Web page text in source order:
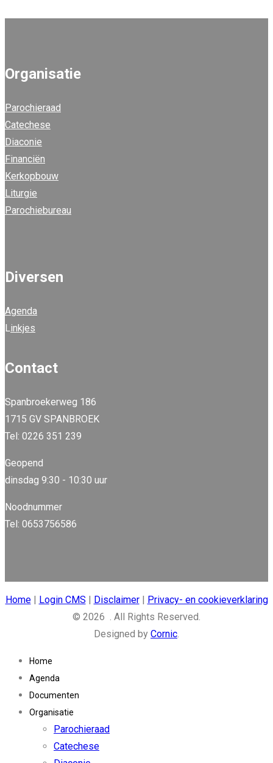
Organisatie
Parochieraad
Catechese
Diaconie
Financiën
Kerkopbouw
Liturgie
Parochiebureau
Diversen
Agenda
Linkjes
Contact
Spanbroekerweg 186
1715 GV SPANBROEK
Tel: 0226 351 239
Geopend
dinsdag 9:30 - 10:30 uur
Noodnummer
Tel: 0653756586
Home| Login CMS | Disclaimer| Privacy- en cookieverklaring
© 2026 . All Rights Reserved.
Designed by Cornic
Home
Agenda
Documenten
Organisatie
Parochieraad
Catechese